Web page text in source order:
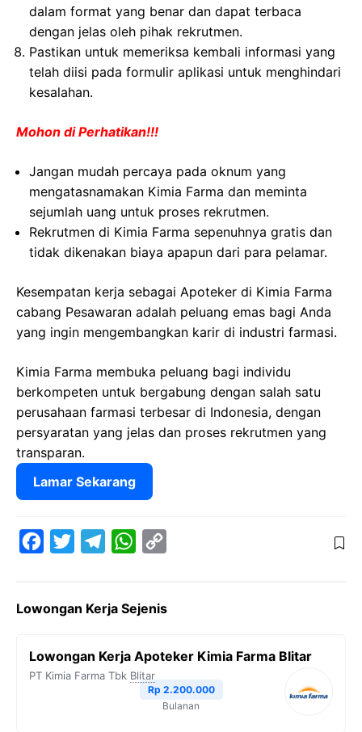
dalam format yang benar dan dapat terbaca
dengan jelas oleh pihak rekrutmen.
Pastikan untuk memeriksa kembali informasi yang
telah diisi pada formulir aplikasi untuk menghindari
kesalahan.
Mohon di Perhatikan!!!
Jangan mudah percaya pada oknum yang
mengatasnamakan Kimia Farma dan meminta
sejumlah uang untuk proses rekrutmen.
Rekrutmen di Kimia Farma sepenuhnya gratis dan
tidak dikenakan biaya apapun dari para pelamar.
Kesempatan kerja sebagai Apoteker di Kimia Farma
cabang Pesawaran adalah peluang emas bagi Anda
yang ingin mengembangkan karir di industri farmasi.
Kimia Farma membuka peluang bagi individu
berkompeten untuk bergabung dengan salah satu
perusahaan farmasi terbesar di Indonesia, dengan
persyaratan yang jelas dan proses rekrutmen yang
transparan.
Lamar Sekarang
e
o
t
e
e
r
W
t
A
p
y
i
n
k
Lowongan Kerja Sejenis
Lowongan Kerja Apoteker Kimia Farma Blitar
PT Kimia Farma Tbk Blitar
Rp 2.200.000
Bulanan